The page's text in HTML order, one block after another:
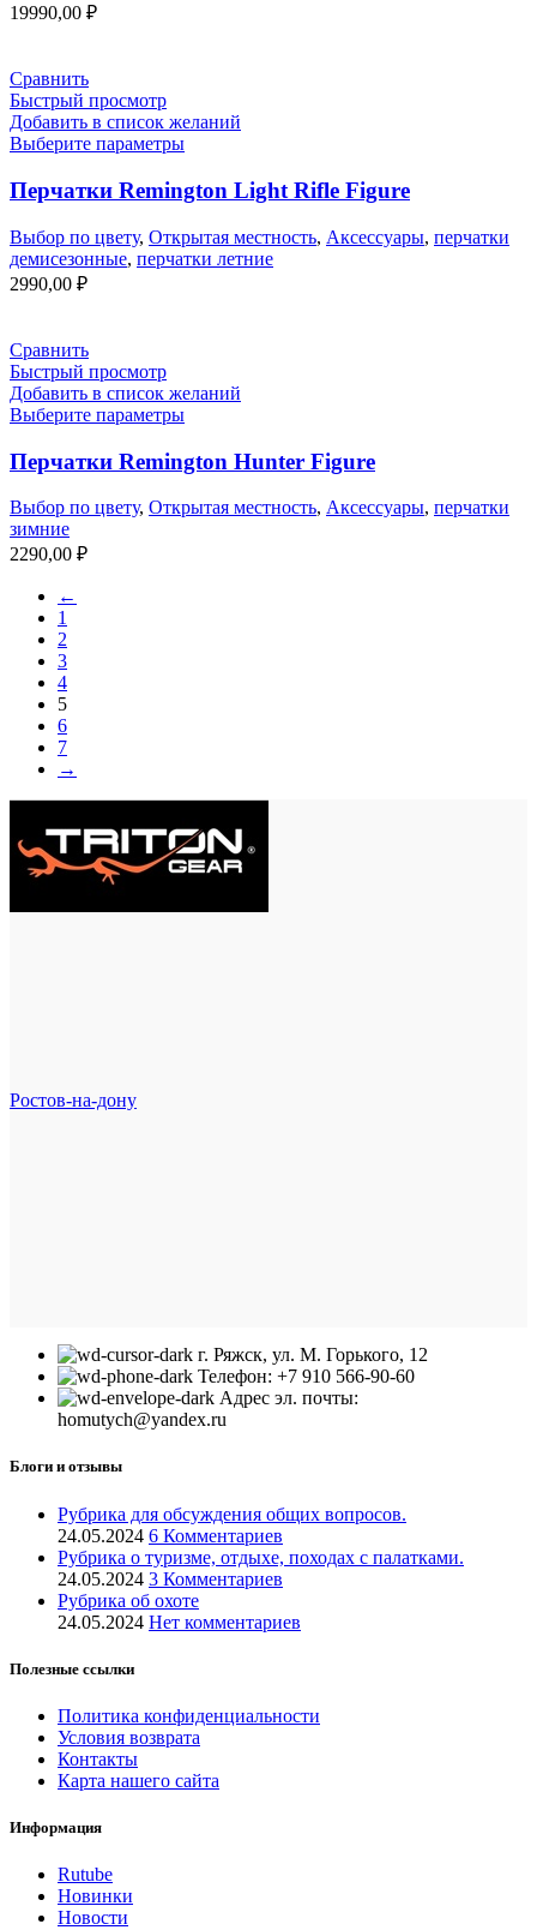
19990,00 ₽
Сравнить
Быстрый просмотр
Добавить в список желаний
Выберите параметры
Перчатки Remington Light Rifle Figure
Выбор по цвету, Открытая местность, Аксессуары, перчатки
демисезонные, перчатки летние
2990,00 ₽
Сравнить
Быстрый просмотр
Добавить в список желаний
Выберите параметры
Перчатки Remington Hunter Figure
Выбор по цвету, Открытая местность, Аксессуары, перчатки
зимние
2290,00 ₽
←
1
2
3
4
5
6
7
→
Ростов-на-дону
г. Ряжск, ул. М. Горького, 12
Телефон: +7 910 566-90-60
Адрес эл. почты:
homutych@yandex.ru
Блоги и отзывы
Рубрика для обсуждения общих вопросов.
24.05.2024 6 Комментариев
Рубрика о туризме, отдыхе, походах с палатками.
24.05.2024 3 Комментариев
Рубрика об охоте
24.05.2024 Нет комментариев
Полезные ссылки
Политика конфиденциальности
Условия возврата
Контакты
Карта нашего сайта
Информация
Rutube
Новинки
Новости